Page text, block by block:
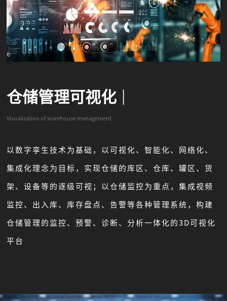
仓储管理可视化
Visualization of warehouse management
以数字孪生技术为基础，以可视化、智能化、网络化、
集成化理念为目标，实现仓储的库区、仓库、罐区、货
架、设备等的逐级可视；以仓储监控为重点，集成视频
监控、出入库、库存盘点、告警等各种管理系统，构建
仓储管理的监控、预警、诊断、分析一体化的3D可视化
平台